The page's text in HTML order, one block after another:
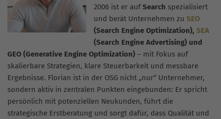
2006 ist er aufSearch spezialisiert
und berät Unternehmen zu SEO
(Search Engine Optimization), SEA
(Search Engine Advertising) und
GEO (Generative Engine Optimization) – mit Fokus auf
skalierbare Strategien, klare Steuerbarkeit und messbare
Ergebnisse. Florian ist in der OSG nicht „nur“ Unternehmer,
sondern aktiv in zentralen Punkten eingebunden: Er spricht
persönlich mit potenziellen Neukunden, führt die
strategische Erstberatung und sorgt dafür, dass Qualität und